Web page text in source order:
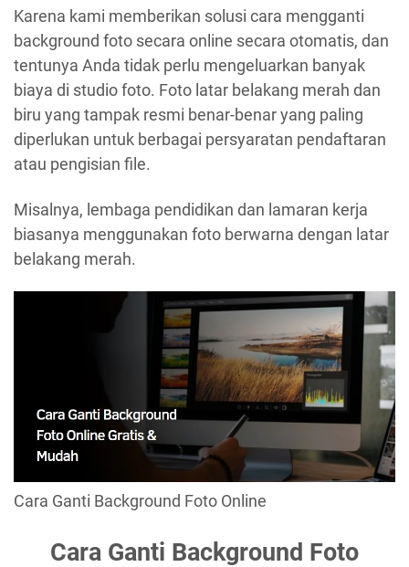
Karena kami memberikan solusi cara mengganti
background foto secara online secara otomatis, dan
tentunya Anda tidak perlu mengeluarkan banyak
biaya di studio foto. Foto latar belakang merah dan
biru yang tampak resmi benar-benar yang paling
diperlukan untuk berbagai persyaratan pendaftaran
atau pengisian file.
Misalnya, lembaga pendidikan dan lamaran kerja
biasanya menggunakan foto berwarna dengan latar
belakang merah.
Cara Ganti Background Foto Online
Cara Ganti Background Foto